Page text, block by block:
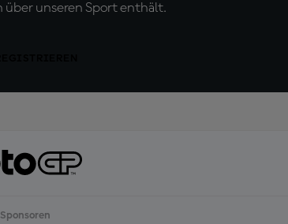
unseren Sport enthält.